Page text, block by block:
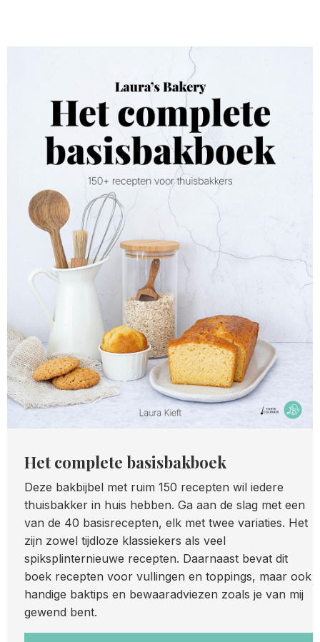
Het complete basisbakboek
Deze bakbijbel met ruim 150 recepten wil iedere
thuisbakker in huis hebben. Ga aan de slag met een
van de 40 basisrecepten, elk met twee variaties. Het
zijn zowel tijdloze klassiekers als veel
spiksplinternieuwe recepten. Daarnaast bevat dit
boek recepten voor vullingen en toppings, maar ook
handige baktips en bewaaradviezen zoals je van mij
gewend bent.